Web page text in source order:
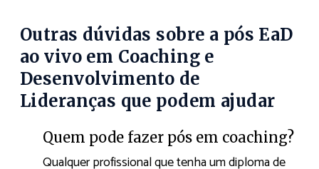
Outras dúvidas sobre a pós EaD
ao vivo em Coaching e
Desenvolvimento de
Lideranças que podem ajudar
Quem pode fazer pós em coaching?
Qualquer profissional que tenha um diploma de